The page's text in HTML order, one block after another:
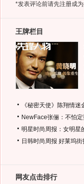
*发表评论前请先注册成
王牌栏目
《秘密天使》陈翔情
NewFace张俪：不怕定
明星时尚周报：女明星
日韩时尚周报 好莱坞街
网友点击排行